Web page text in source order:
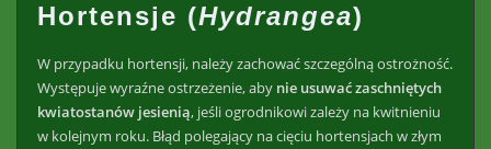
Hortensje (Hydrangea)
W przypadku hortensji, należy zachować szczególną ostrożność.
Występuje wyraźne ostrzeżenie, aby nie usuwać zaschniętych
kwiatostanów jesienią, jeśli ogrodnikowi zależy na kwitnieniu
w kolejnym roku. Błąd polegający na cięciu hortensjach w złym